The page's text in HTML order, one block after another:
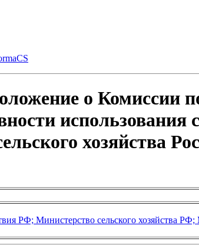
о Комиссии
использования
хозяйства
РФ; Министерство сельского хозяйства